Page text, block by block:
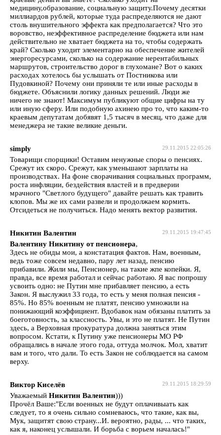
медицину,образование, социальную защиту.Почему десятки
миллиардов рублей, которые туда распределяются не дают
столь внушительного эффекта как предполагается? Что это
воровство, неэффективное распределение бюджета или нам
действительно не хватает бюджета на то, чтобы содержать
край? Сколько уходит элементарно на обеспечение жителей
энергоресурсами, сколько на содержание нерентабильных
маршрутов, строительство дорог в глухомане? Вот о каких
расходах хотелось бы услышать от Постникова или
Пудовкиной? Почему они приняли те или иные расходы в
бюджете. Объяснили логику данных решений. Люди же
ничего не знают! Максимум публикуют общие цифры на ту
или иную сферу. Или подобную ахинею про то, что каким-то
краевым депутатам добявят 1,5 тысяч в месяц, что даже для
менеджера не такие великие деньги.
29.11.2015 22:05:26
simply
Товарищи спорщики! Оставим ненужные споры о пенсиях.
Срежут их скоро. Срежут, как уменьшают зарплаты на
производствах. На фоне сворачивания социальных программ,
роста инфляции, бездействия властей и в предверии
мрачного "Светлого будущего" давайте решать как травить
клопов. Мы же их сами развели и продолжаем кормить.
Отсидеться не получиться. Надо менять вектор развития.
29.11.2015 19:47:45
Никитин Валентин
Валентину Никитину от пенсионера,
Здесь не обиды мои, а констатация фактов. Нам, военным,
ведь тоже совсем недавно, пару лет назад, пенсию
прибавили. Жили мы, Пенсионер, на такие жпе копейки. Я,
правда, все время работал и сейчас работаю. Я вас попрошу
усвоить одно: не Путин мне прибавляет пенсию, а есть
Закон. Я выслужил 33 года, то есть у меня полная пенсия -
85%. Но 85% военным не платят, пенсию умножили на
понижающий коэффициент. Вдобавок нам обязаны платить за
боеготовность, за классность. Увы, и это не платят. Не Путин
здесь, а Верховная прокуратура должна заняться этим
вопросом. Кстати, к Путину уже пенсионеры МО РФ
обращались в начале этого года, оттуда молчок. Мол, хватит
вам и того, что дали. То есть Закон не соблюдается на самом
верху.
29.11.2015 18:29:59
Виктор Киселёв
Уважаемый Никитин Валентин)))
Прочёл Ваше:"Если военных не будут оплачивыать как
следует, то я очень сильно сомневаюсь, что такие, как вы,
Мук, защитят свою страну...И. вероятно, рады, ... что таких,
как я, наконец услышали. И борьба с ворьем началась!"